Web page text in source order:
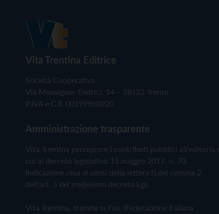
Vita Trentina Editrice
Società Cooperativa
Via Monsignor Endrici, 14 – 38122 Trento
P.IVA e C.F. 00199960220
Amministrazione trasparente
Vita Trentina percepisce i contributi pubblici all'editoria
cui al decreto legislativo 15 maggio 2017, n. 70.
Indicazione resa ai sensi della lettera f) del comma 2
dell'art. 5 del medesimo decreto Lgs.
Vita Trentina, tramite la Fisc (Federazione Italiana